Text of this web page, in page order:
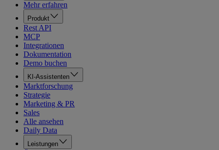
Mehr erfahren
Produkt
Rest API
MCP
Integrationen
Dokumentation
Demo buchen
KI-Assistenten
Marktforschung
Strategie
Marketing & PR
Sales
Alle ansehen
Daily Data
Leistungen